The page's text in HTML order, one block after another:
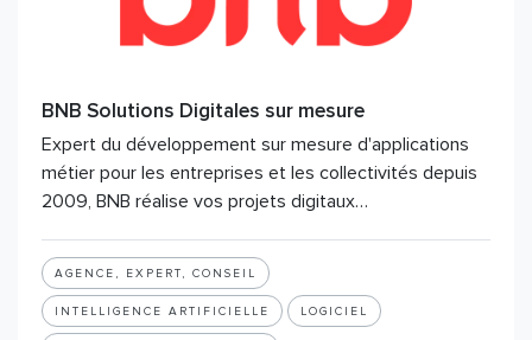
BNB Solutions Digitales sur mesure
Expert du développement sur mesure d'applications
métier pour les entreprises et les collectivités depuis
2009, BNB réalise vos projets digitaux…
AGENCE, EXPERT, CONSEIL
INTELLIGENCE ARTIFICIELLE LOGICIEL